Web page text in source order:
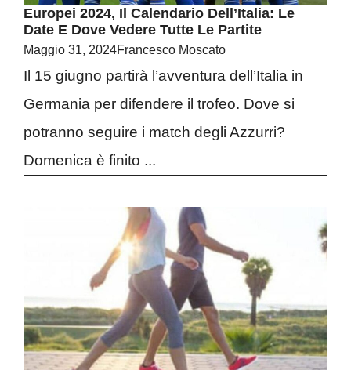
Europei 2024, Il Calendario Dell’Italia: Le
Date E Dove Vedere Tutte Le Partite
Maggio 31, 2024Francesco Moscato
Il 15 giugno partirà l’avventura dell’Italia in
Germania per difendere il trofeo. Dove si
potranno seguire i match degli Azzurri?
Domenica è finito ...